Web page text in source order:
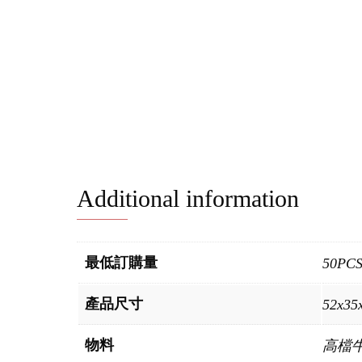
Additional information
最低訂購量 50PCS
產品尺寸
物料 高檔